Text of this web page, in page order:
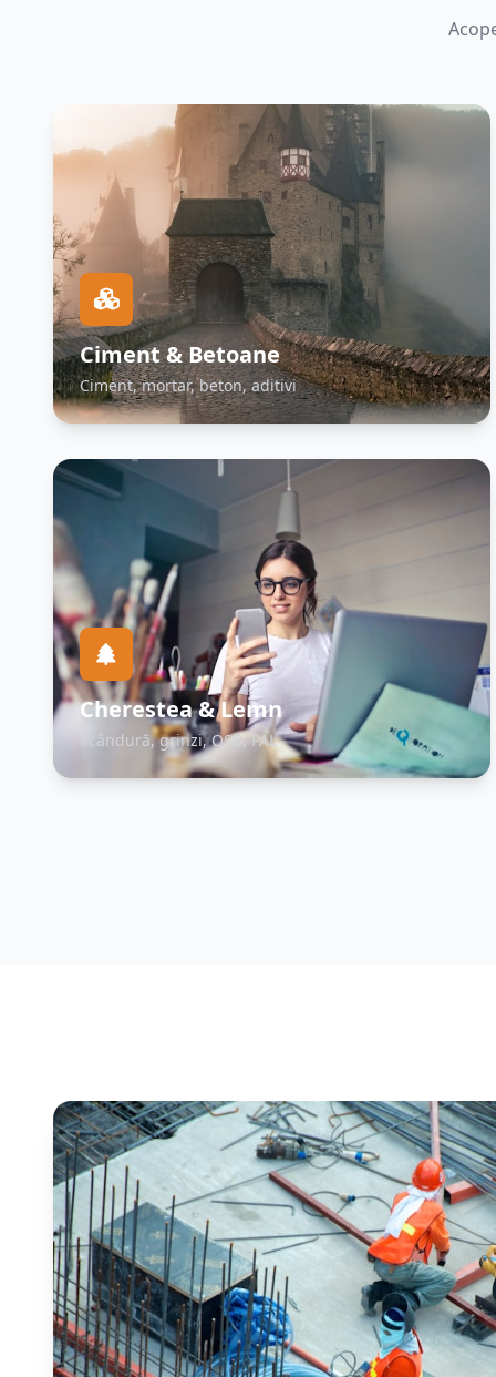
Ciment & Betoane
Ciment, mortar, beton, aditivi
Cherestea & Lemn
Scândură, grinzi, OSB, PAL